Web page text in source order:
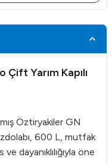
Yarım Kapılı
Öztiryakiler GN
600 L, mutfak
dayanıklılığıyla öne